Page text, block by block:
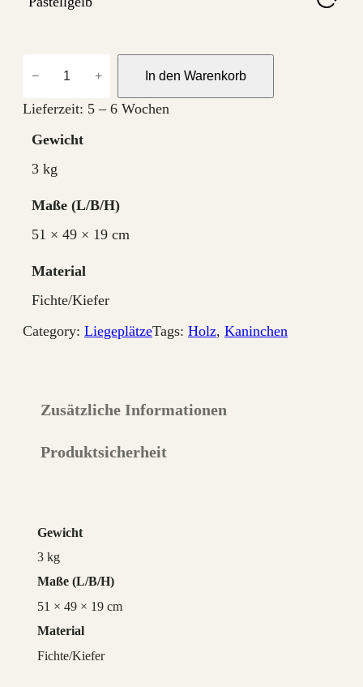
l
n
− + In den Warenkorb
Lieferzeit: 5 – 6 Wochen
Gewicht
3 kg
Maße
51 × 49 × 19 cm
Material
Fichte/Kiefer
Category: LiegeplätzeTags: Holz, Kaninchen
Zusätzliche Informationen
Produktsicherheit
Gewicht
3 kg
Maße
51 × 49 × 19 cm
Material
Fichte/Kiefer